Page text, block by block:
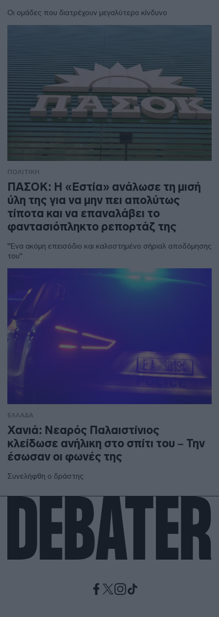
Οι ομάδες που διατρέχουν μεγαλύτερο κίνδυνο
ΠΟΛΙΤΙΚΗ
ΠΑΣΟΚ: Η «Εστία» ανάλωσε τη μισή
ύλη της για να μην πει απολύτως
τίποτα και να επαναλάβει το
φαντασιόπληκτο ρεπορτάζ της
"Ένα ακόμη επεισόδιο και καλοστημένο σήριαλ αποδόμησης
του"
ΕΛΛΑΔΑ
Χανιά: Νεαρός Παλαιστίνιος
κλείδωσε ανήλικη στο σπίτι του – Την
έσωσαν οι φωνές της
Συνελήφθη ο δράστης